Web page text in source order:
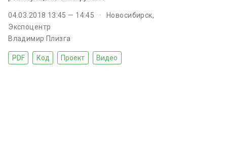
04.03.2018 13:45 — 14:45
Новосибирск,
Экспоцентр
Владимир Плизга
PDF Код Проект Видео